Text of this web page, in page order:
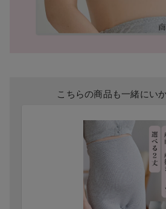
こちらの商品も一緒にい